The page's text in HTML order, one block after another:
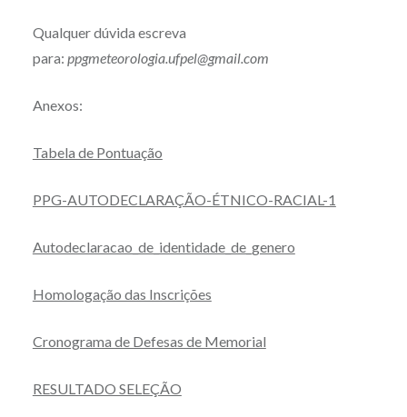
Qualquer dúvida escreva
para: ppgmeteorologia.ufpel@gmail.com
Anexos:
Tabela de Pontuação
PPG-AUTODECLARAÇÃO-ÉTNICO-RACIAL-1
Autodeclaracao_de_identidade_de_genero
Homologação das Inscrições
Cronograma de Defesas de Memorial
RESULTADO SELEÇÃO